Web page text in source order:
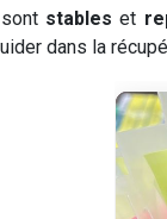
stables et
dans la